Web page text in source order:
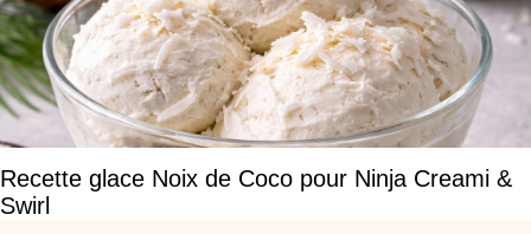
Recette glace Noix de Coco pour Ninja Creami &
Swirl